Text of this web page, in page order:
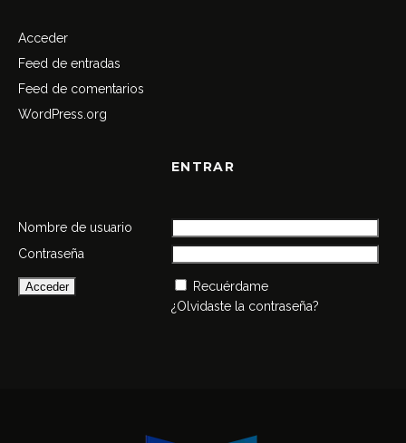
Acceder
Feed de entradas
Feed de comentarios
WordPress.org
ENTRAR
Nombre de usuario
Contraseña
Recuérdame
¿Olvidaste la contraseña?